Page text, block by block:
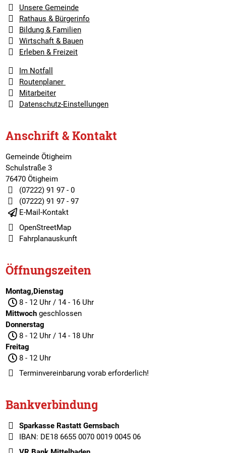
Unsere Gemeinde
Rathaus & Bürgerinfo
Bildung & Familien
Wirtschaft & Bauen
Erleben & Freizeit
Im Notfall
Routenplaner
Mitarbeiter
Datenschutz-Einstellungen
Anschrift & Kontakt
Gemeinde Ötigheim
Schulstraße 3
76470 Ötigheim
(07222) 91 97 - 0
(07222) 91 97 - 97
E-Mail-Kontakt
OpenStreetMap
Fahrplanauskunft
Öffnungszeiten
Montag,Dienstag
8 - 12 Uhr / 14 - 16 Uhr
Mittwochgeschlossen
Donnerstag
8 - 12 Uhr / 14 - 18 Uhr
Freitag
8 - 12 Uhr
Terminvereinbarungvorab erforderlich!
Bankverbindung
Sparkasse Rastatt Gernsbach
IBAN: DE18 6655 0070 0019 0045 06